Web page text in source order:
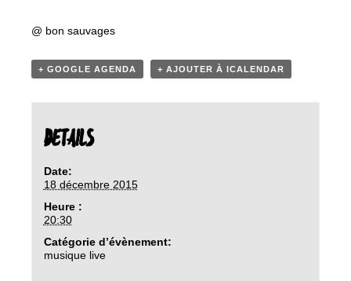
@ bon sauvages
+ GOOGLE AGENDA + AJOUTER À ICALENDAR
DETAILS
Date:
18 décembre 2015
Heure :
20:30
Catégorie d’évènement:
musique live